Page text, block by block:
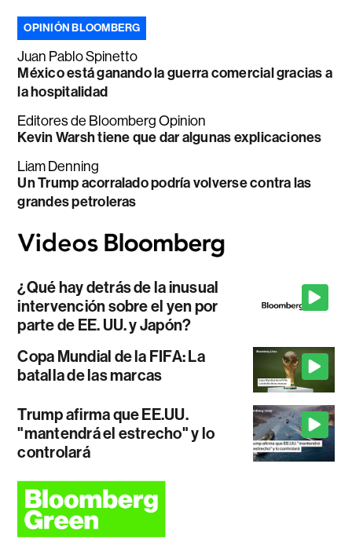
OPINIÓN BLOOMBERG
Juan Pablo Spinetto
México está ganando la guerra comercial gracias a
la hospitalidad
Editores de Bloomberg Opinion
Kevin Warsh tiene que dar algunas explicaciones
Liam Denning
Un Trump acorralado podría volverse contra las
grandes petroleras
¿Qué hay detrás de la inusual
intervención sobre el yen por
parte de EE. UU. y Japón?
Copa Mundial de la FIFA: La
batalla de las marcas
Trump afirma que EE.UU.
"mantendrá el estrecho" y lo
controlará